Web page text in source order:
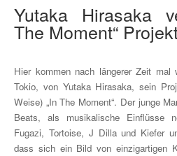
Yutaka Hirasaka
The Moment“
Hier kommen nach längerer Zeit mal
Tokio, von Yutaka Hirasaka, sein
Weise) „In The Moment“. Der junge
Beats, als musikalische Einflüsse
Fugazi, Tortoise, J Dilla und Kiefer
dass sich ein Bild von einzigartigen